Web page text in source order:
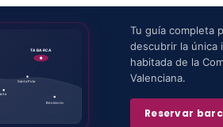
TABARCA
Santa Pola
Benidorm
Tu guía completa
descubrir la única
habitada de la
Valenciana.
Reservar